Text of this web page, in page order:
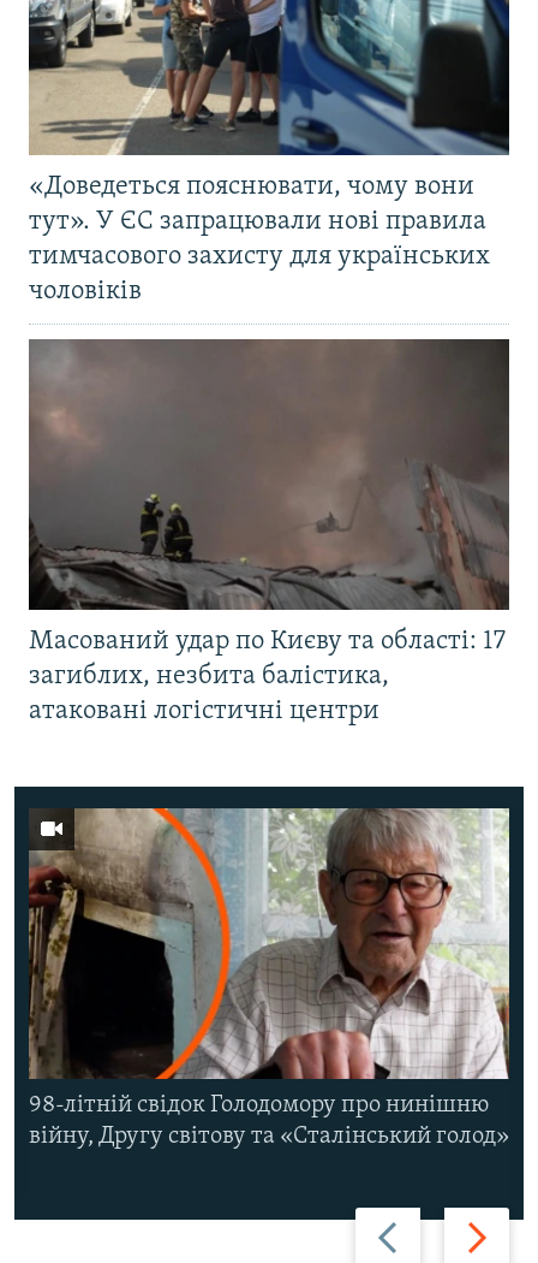
«Доведеться пояснювати, чому вони
тут». У ЄС запрацювали нові правила
тимчасового захисту для українських
чоловіків
Масований удар по Києву та області: 17
загиблих, незбита балістика,
атаковані логістичні центри
Назад Вперед
98-літній свідок Голодомору про нинішню
війну, Другу світову та «Сталінський голод»